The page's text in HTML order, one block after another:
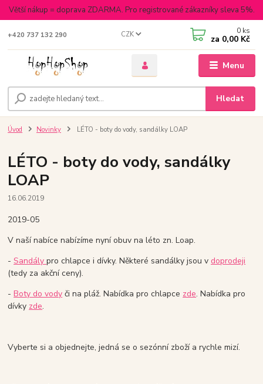
Větší nákup = doprava ZDARMA. Pro registrované zákazníky sleva 5%.
Menu
CZK
Hledat
+420 737 132 290 0 ks
za 0,00 Kč
Úvod Novinky LÉTO - boty do vody, sandálky LOAP
LÉTO - boty do vody, sandálky
LOAP
16.06.2019
2019-05
V naší nabíce nabízíme nyní obuv na léto zn. Loap.
-Sandálypro chlapce i dívky. Některé sandálky jsou vdoprodeji
(tedy za akční ceny).
-Boty do vody či na pláž. Nabídka pro chlapce zde. Nabídka pro
dívky zde.
Vyberte si a objednejte, jedná se o sezónní zboží a rychle mizí.